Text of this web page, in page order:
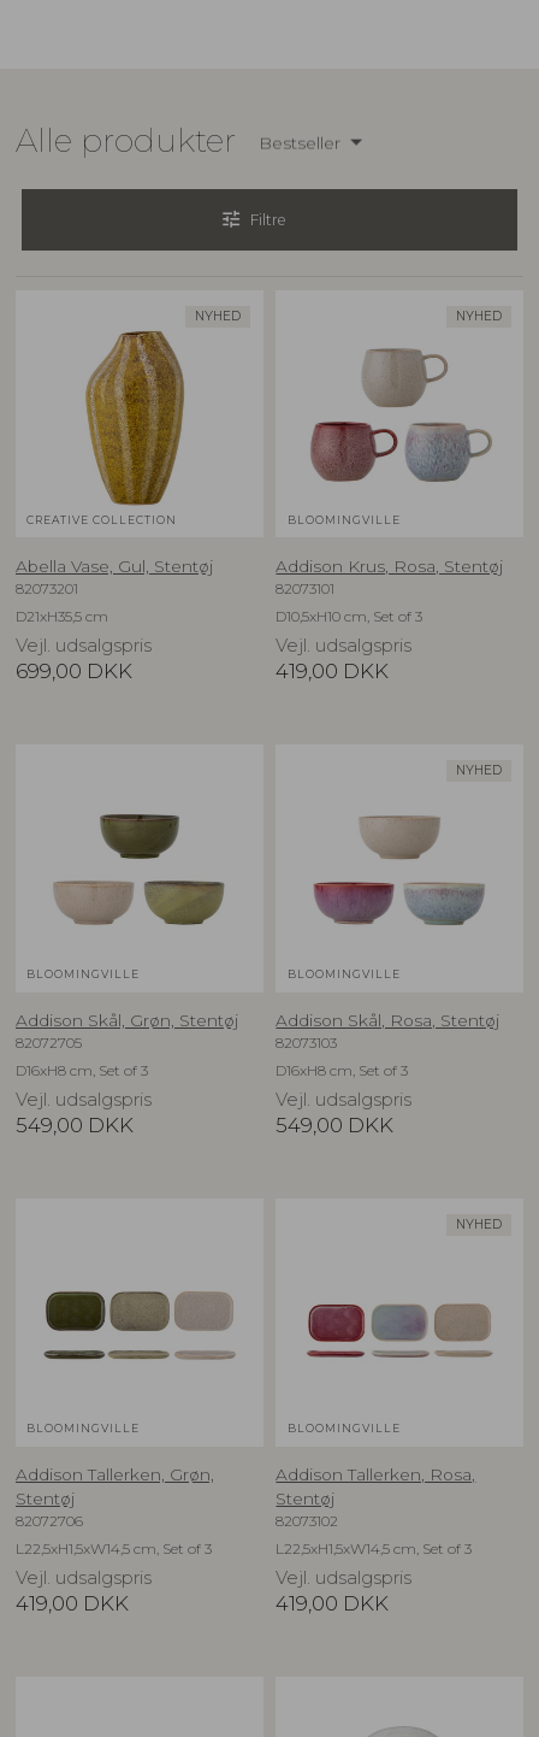
Alle produkter Bestseller
tune Filtre
NYHED
CREATIVE COLLECTION
Abella Vase, Gul, Stentøj
82073201
D21xH35,5 cm
Vejl. udsalgspris
699,00 DKK
NYHED
BLOOMINGVILLE
Addison Krus, Rosa, Stentøj
82073101
D10,5xH10 cm, Set of 3
Vejl. udsalgspris
419,00 DKK
BLOOMINGVILLE
Addison Skål, Grøn, Stentøj
82072705
D16xH8 cm, Set of 3
Vejl. udsalgspris
549,00 DKK
NYHED
BLOOMINGVILLE
Addison Skål, Rosa, Stentøj
82073103
D16xH8 cm, Set of 3
Vejl. udsalgspris
549,00 DKK
BLOOMINGVILLE
Addison Tallerken, Grøn,
Stentøj
82072706
L22,5xH1,5xW14,5 cm, Set of 3
Vejl. udsalgspris
419,00 DKK
NYHED
BLOOMINGVILLE
Addison Tallerken, Rosa,
Stentøj
82073102
L22,5xH1,5xW14,5 cm, Set of 3
Vejl. udsalgspris
419,00 DKK